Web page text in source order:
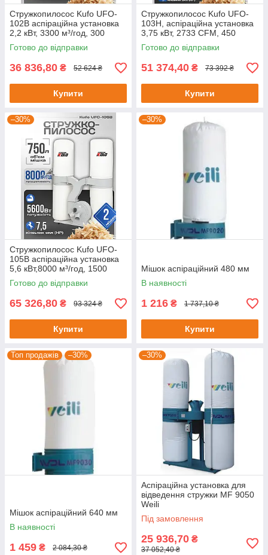
Стружкопилосос Kufo UFO-
102B аспіраційна установка
2,2 кВт, 3300 м³/год, 300
літрів
Готово до відправки
36 836,80 ₴ 52 624 ₴
Купити
Стружкопилосос Kufo UFO-
103H, аспіраційна установка
3,75 кВт, 2733 CFM, 450
літрів
Готово до відправки
51 374,40 ₴ 73 392 ₴
Купити
–30%
Стружкопилосос Kufo UFO-
105B аспіраційна установка
5,6 кВт,8000 м³/год, 1500
літрів
Готово до відправки
65 326,80 ₴ 93 324 ₴
Купити
–30%
Мішок аспіраційний 480 мм
В наявності
1 216 ₴ 1 737,10 ₴
Купити
Топ продажів –30%
Мішок аспіраційний 640 мм
В наявності
1 459 ₴ 2 084,30 ₴
–30%
Аспіраційна установка для
відведення стружки MF 9050
Weili
Під замовлення
25 936,70 ₴
37 052,40 ₴